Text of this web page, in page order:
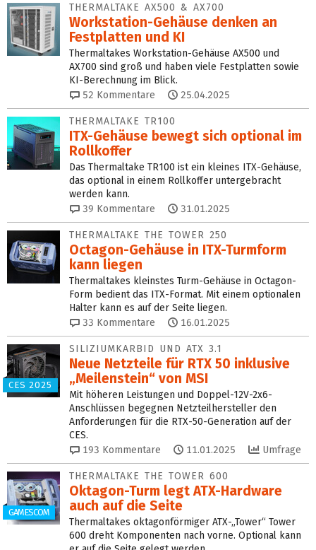
THERMALTAKE AX500 & AX700
Workstation-Gehäuse denken an
Festplatten und KI
Thermaltakes Workstation-Gehäuse AX500 und
AX700 sind groß und haben viele Festplatten sowie
KI-Berechnung im Blick.
52 Kommentare 25.04.2025
THERMALTAKE TR100
ITX-Gehäuse bewegt sich optional im
Rollkoffer
Das Thermaltake TR100 ist ein kleines ITX-Gehäuse,
das optional in einem Rollkoffer untergebracht
werden kann.
39 Kommentare 31.01.2025
THERMALTAKE THE TOWER 250
Octagon-Gehäuse in ITX-Turmform
kann liegen
Thermaltakes kleinstes Turm-Gehäuse in Octagon-
Form bedient das ITX-Format. Mit einem optionalen
Halter kann es auf der Seite liegen.
33 Kommentare 16.01.2025
CES 2025
SILIZIUMKARBID UND ATX 3.1
Neue Netzteile für RTX 50 inklusive
„Meilenstein“ von MSI
Mit höheren Leistungen und Doppel-12V-2x6-
Anschlüssen begegnen Netzteilhersteller den
Anforderungen für die RTX-50-Generation auf der
CES.
193 Kommentare 11.01.2025 Umfrage
GAMESCOM
THERMALTAKE THE TOWER 600
Oktagon-Turm legt ATX-Hardware
auch auf die Seite
Thermaltakes oktagonförmiger ATX-„Tower“ Tower
600 dreht Komponenten nach vorne. Optional kann